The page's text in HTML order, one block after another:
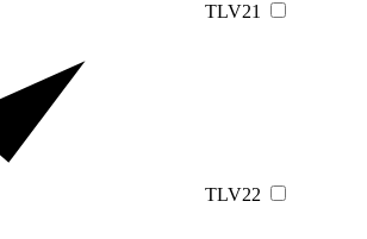
TLV21
TLV22